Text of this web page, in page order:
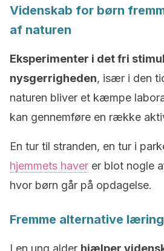
Videnskab for børn
af naturen
Eksperimenter i det fri
nysgerrigheden, især i den
naturen bliver et kæmpe
kan gennemføre en række
En tur til stranden, en tur i
hjemmets haver er blot nogle
hvor børn går på opdagelse.
Fremme alternative
I en ung alder hjælper